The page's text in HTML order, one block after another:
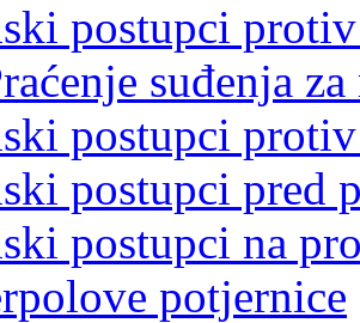
postupci
suđenja
postupci
postupci pred
postupci na
potjernice